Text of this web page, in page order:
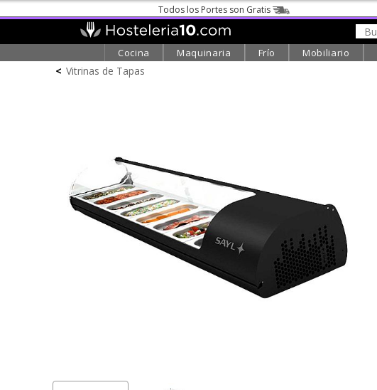
Todos los Portes son Gratis
Cocina Maquinaria Frío Mobiliario
< Vitrinas de Tapas